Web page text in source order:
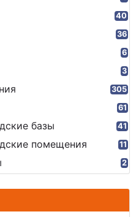
40
36
6
3
305
61
базы 41
помещения 11
2